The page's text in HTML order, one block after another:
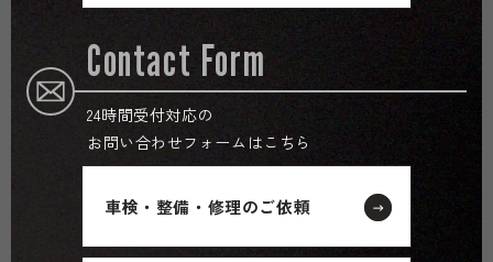
Contact Form
24時間受付対応の
お問い合わせフォームはこちら
車検・整備・修理のご依頼